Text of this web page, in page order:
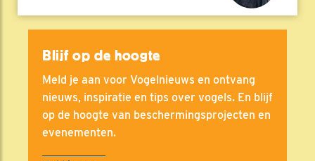
Blijf op de hoogte
Meld je aan voor Vogelnieuws en ontvang
nieuws, inspiratie en tips over vogels. En blijf
op de hoogte van beschermingsprojecten en
evenementen.